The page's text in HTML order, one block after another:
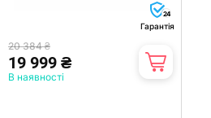
24
Гарантія
20 384 ₴
19 999 ₴
В наявності